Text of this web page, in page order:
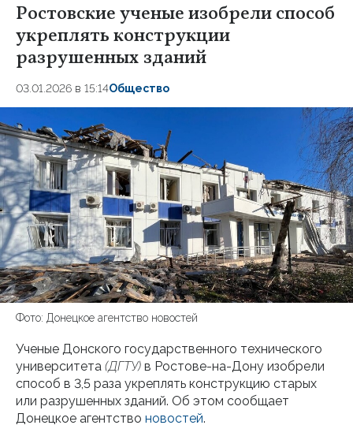
Ростовские ученые изобрели способ
укреплять конструкции
разрушенных зданий
03.01.2026 в 15:14Общество
Фото: Донецкое агентство новостей
Ученые Донского государственного технического
университета (ДГТУ) в Ростове-на-Дону изобрели
способ в 3,5 раза укреплять конструкцию старых
или разрушенных зданий. Об этом сообщает
Донецкое агентство новостей.